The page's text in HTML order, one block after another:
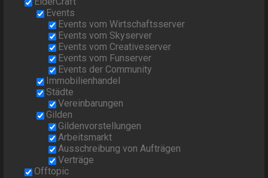
Events
Events vom Wirtschaftsserver
Events vom Skyserver
Events vom Creativeserver
Events vom Funserver
Events der Community
Immobilienhandel
Städte
Vereinbarungen
Gilden
Gildenvorstellungen
Arbeitsmarkt
Ausschreibung von Aufträgen
Verträge
Offtopic